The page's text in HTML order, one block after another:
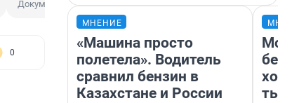
Документ Ребенок
0
МНЕНИЕ
«Машина просто
полетела». Водитель
сравнил бензин в
Казахстане и России
Мой